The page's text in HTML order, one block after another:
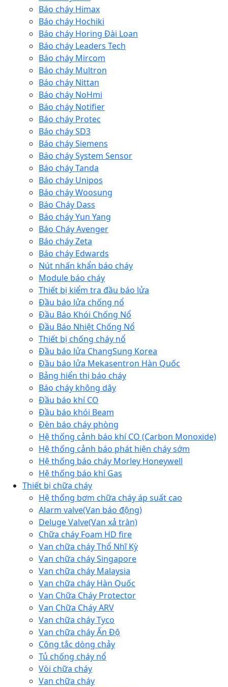
Báo cháy Himax
Báo cháy Hochiki
Báo cháy Horing Đài Loan
Báo cháy Leaders Tech
Báo cháy Mircom
Báo cháy Multron
Báo cháy Nittan
Báo cháy NoHmi
Báo cháy Notifier
Báo cháy Protec
Báo cháy SD3
Báo cháy Siemens
Báo cháy System Sensor
Báo cháy Tanda
Báo cháy Unipos
Báo cháy Woosung
Báo Cháy Dass
Báo cháy Yun Yang
Báo Cháy Avenger
Báo cháy Zeta
Báo cháy Edwards
Nút nhấn khẩn báo cháy
Module báo cháy
Thiết bị kiểm tra đầu báo lửa
Đầu báo lửa chống nổ
Đầu Báo Khói Chống Nổ
Đầu Báo Nhiệt Chống Nổ
Thiết bị chống cháy nổ
Đầu báo lửa ChangSung Korea
Đầu báo lửa Mekasentron Hàn Quốc
Bảng hiển thị báo cháy
Báo cháy không dây
Đầu báo khí CO
Đầu báo khói Beam
Đèn báo cháy phòng
Hệ thống cảnh báo khí CO (Carbon Monoxide)
Hệ thống cảnh báo phát hiện cháy sớm
Hệ thống báo cháy Morley Honeywell
Hệ thống báo khí Gas
Thiết bị chữa cháy
Hệ thống bơm chữa cháy áp suất cao
Alarm valve(Van báo động)
Deluge Valve(Van xả tràn)
Chữa cháy Foam HD fire
Van chữa cháy Thổ Nhĩ Kỳ
Van chữa cháy Singapore
Van chữa cháy Malaysia
Van chữa cháy Hàn Quốc
Van Chữa Cháy Protector
Van Chữa Cháy ARV
Van chữa cháy Tyco
Van chữa cháy Ấn Độ
Công tắc dòng chảy
Tủ chống cháy nổ
Vòi chữa cháy
Van chữa cháy